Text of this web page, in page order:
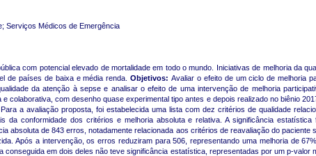
Serviços Médicos de Emergência
com potencial elevado de mortalidade em todo o mundo. Iniciativas de melhoria da
de países de baixa e média renda.Objetivos:Avaliar o efeito de um ciclo de melhoria
da atenção à sepse e analisar o efeito de uma intervenção de melhoria
colaborativa, com desenho quase experimental tipo antes e depois realizado no biênio
a avaliação proposta, foi estabelecida uma lista com dez critérios de qualidade
da conformidade dos critérios e melhoria absoluta e relativa. A significância
absoluta de 843 erros, notadamente relacionada aos critérios de reavaliação do
Após a intervenção, os erros reduziram para 506, representando uma melhoria de
conseguida em dois deles não teve significância estatística, representadas por um p-valor